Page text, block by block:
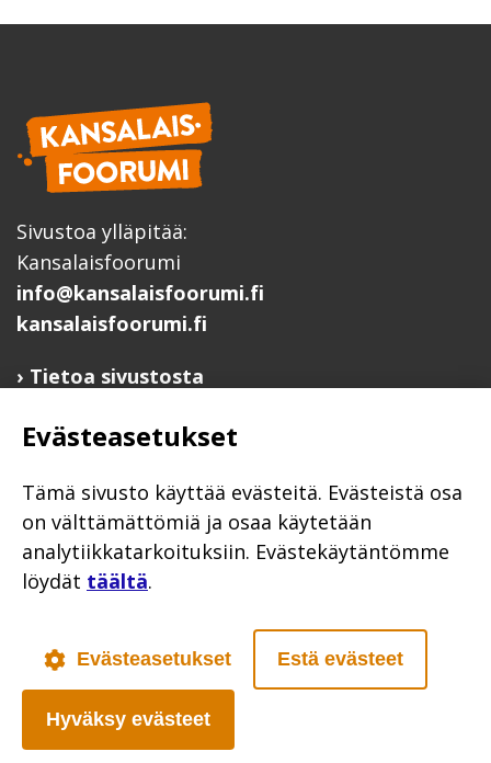
Sivustoa ylläpitää:
Kansalaisfoorumi
info@kansalaisfoorumi.fi
kansalaisfoorumi.fi
Tietoa sivustosta
Ilmoita järjestösi järjestöhakemistoon
Järjestötietäjä-testi
Anna palautetta
Saavutettavuusseloste
Evästekäytännöt
Poutapilvi web design
Evästeasetukset
Tämä sivusto käyttää evästeitä. Evästeistä osa
on välttämättömiä ja osaa käytetään
analytiikkatarkoituksiin. Evästekäytäntömme
löydät täältä.
Evästeasetukset Estä evästeet
Hyväksy evästeet